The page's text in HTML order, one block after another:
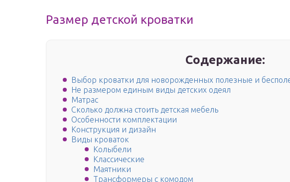
Размер детской кроватки
Содержание:
Выбор кроватки для новорожденных полезные и
Не размером единым виды детских одеял
Матрас
Сколько должна стоить детская мебель
Особенности комплектации
Конструкция и дизайн
Виды кроваток
Колыбели
Классические
Маятники
Трансформеры с комодом